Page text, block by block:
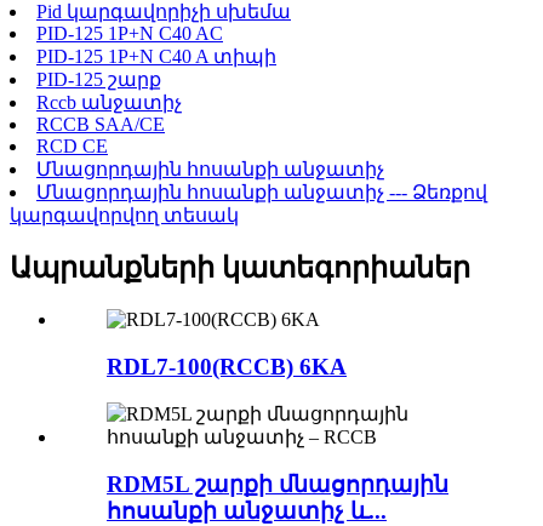
Pid կարգավորիչի սխեմա
PID-125 1P+N C40 AC
PID-125 1P+N C40 A տիպի
PID-125 շարք
Rccb անջատիչ
RCCB SAA/CE
RCD CE
Մնացորդային հոսանքի անջատիչ
Մնացորդային հոսանքի անջատիչ --- Ձեռքով
կարգավորվող տեսակ
Ապրանքների կատեգորիաներ
RDL7-100(RCCB) 6KA
RDM5L շարքի մնացորդային
հոսանքի անջատիչ և...